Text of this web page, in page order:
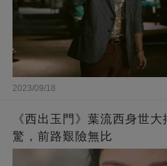
2023/09/18
《西出玉門》葉流西身世
驚，前路艱險無比